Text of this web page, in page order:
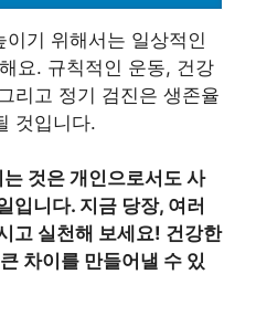
기 위해서는 일상적인
요. 규칙적인 운동, 건강
리고 정기 검진은 생존율
것입니다.
것은 개인으로서도 사
입니다. 지금 당장, 여러
고 실천해 보세요! 건강한
차이를 만들어낼 수 있